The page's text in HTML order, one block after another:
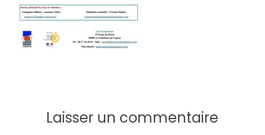
Laisser un commentaire